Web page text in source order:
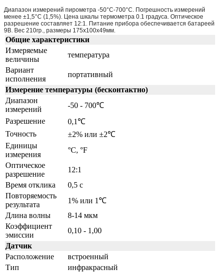
Диапазон измерений пирометра -50°C-700°C. Погрешность измерений
менее ±1,5°C (1,5%). Цена шкалы термометра 0.1 градуса. Оптическое
разрешение составляет 12:1. Питание прибора обеспечивается батареей
9В. Вес 210гр., размеры 175x100x49мм.
Общие характеристики
Измеряемые
величины
температура
Вариант
исполнения
портативный
Измерение температуры (бесконтактно)
Диапазон
измерений
-50 - 700℃
Разрешение
0,1℃
Точность
±2% или ±2℃
Единицы
измерения
°C, °F
Оптическое
разрешение
12:1
Время отклика
0,5 с
Повторяемость
результата
1% или 1℃
Длина волны
8-14 мкм
Коэффициент
эмиссии
0,10 - 1,00
Датчик
Расположение
встроенный
Тип
инфракрасный